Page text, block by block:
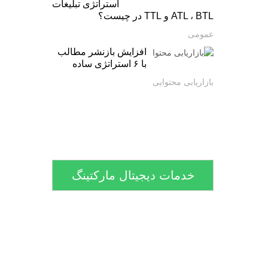
استراتژی تبلیغات
ATL ، BTL و TTL در چیست؟
عمومی
افزایش بازنشر مطالب
با ۶ استراتژی ساده
بازاریابی محتوایی
خدمات دیجیتال مارکتینگ